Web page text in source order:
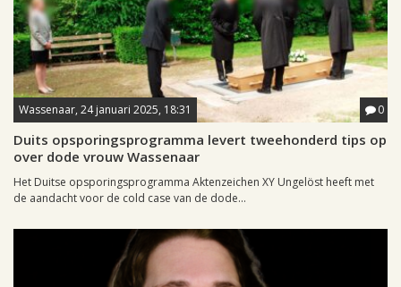
Wassenaar, 24 januari 2025, 18:31 0
Duits opsporingsprogramma levert tweehonderd tips op
over dode vrouw Wassenaar
Het Duitse opsporingsprogramma Aktenzeichen XY Ungelöst heeft met
de aandacht voor de cold case van de dode...